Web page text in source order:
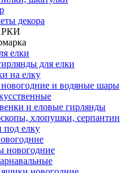
декора
елки
для елки
на елку
и водяные шары
и еловые гирлянды
хлопушки, серпантин
под елку
новогодние